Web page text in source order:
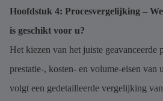
Hoofdstuk 4: Procesvergelijking –
is geschikt voor u?
Het kiezen van het juiste geavanceerde
prestatie-, kosten- en volume-eisen van
volgt een gedetailleerde vergelijking